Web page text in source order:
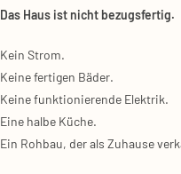
Das Haus ist nicht bezugs­fer­tig.
Kein Strom.
Kei­ne fer­ti­gen Bäder.
Kei­ne funk­tio­nie­ren­de Elek­trik.
Eine hal­be Küche.
Ein Roh­bau, der als Zuhau­se